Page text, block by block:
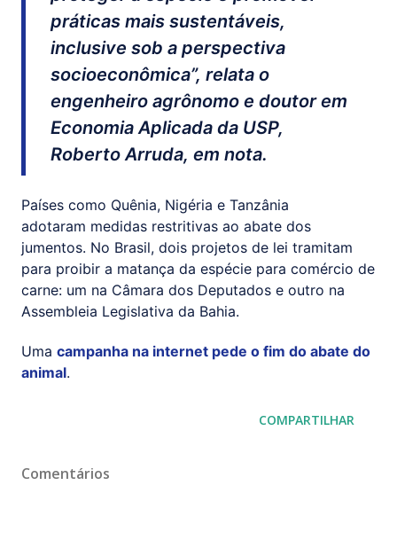
práticas mais sustentáveis,
inclusive sob a perspectiva
socioeconômica”, relata o
engenheiro agrônomo e doutor em
Economia Aplicada da USP,
Roberto Arruda, em nota.
Países como Quênia, Nigéria e Tanzânia
adotaram medidas restritivas ao abate dos
jumentos. No Brasil, dois projetos de lei tramitam
para proibir a matança da espécie para comércio de
carne: um na Câmara dos Deputados e outro na
Assembleia Legislativa da Bahia.
Uma campanha na internet pede o fim do abate do
animal.
COMPARTILHAR
Comentários